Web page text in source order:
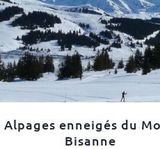
Alpages enneigés du
Bisanne